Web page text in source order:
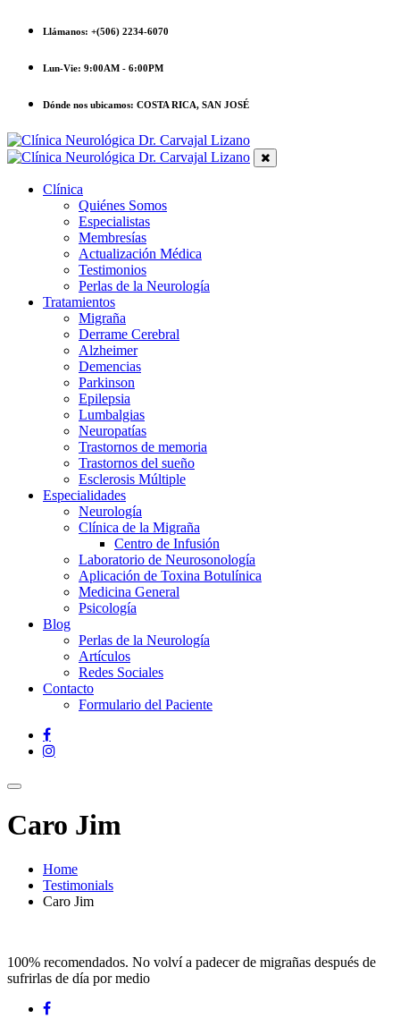
Llámanos: +(506) 2234-6070
Lun-Vie: 9:00AM - 6:00PM
Dónde nos ubicamos: COSTA RICA, SAN JOSÉ
Clínica
Quiénes Somos
Especialistas
Membresías
Actualización Médica
Testimonios
Perlas de la Neurología
Tratamientos
Migraña
Derrame Cerebral
Alzheimer
Demencias
Parkinson
Epilepsia
Lumbalgias
Neuropatías
Trastornos de memoria
Trastornos del sueño
Esclerosis Múltiple
Especialidades
Neurología
Clínica de la Migraña
Centro de Infusión
Laboratorio de Neurosonología
Aplicación de Toxina Botulínica
Medicina General
Psicología
Blog
Perlas de la Neurología
Artículos
Redes Sociales
Contacto
Formulario del Paciente
Caro Jim
Home
Testimonials
Caro Jim
100% recomendados. No volví a padecer de migrañas después de
sufrirlas de día por medio